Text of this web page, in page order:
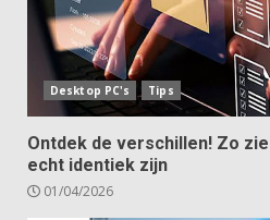
Desktop PC's Tips
Ontdek de verschillen! Zo
echt identiek zijn
01/04/2026